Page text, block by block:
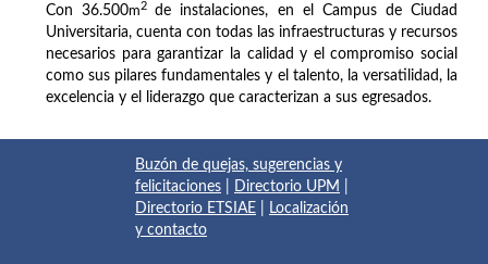
Con 36.500m2
de instalaciones, en el Campus de Ciudad
Universitaria, cuenta con todas las infraestructuras y recursos
necesarios para garantizar la calidad y el compromiso social
como sus pilares fundamentales y el talento, la versatilidad, la
excelencia y el liderazgo que caracterizan a sus egresados.
Buzón de quejas, sugerencias y
felicitaciones
Directorio UPM
Directorio ETSIAE
Localización
y contacto